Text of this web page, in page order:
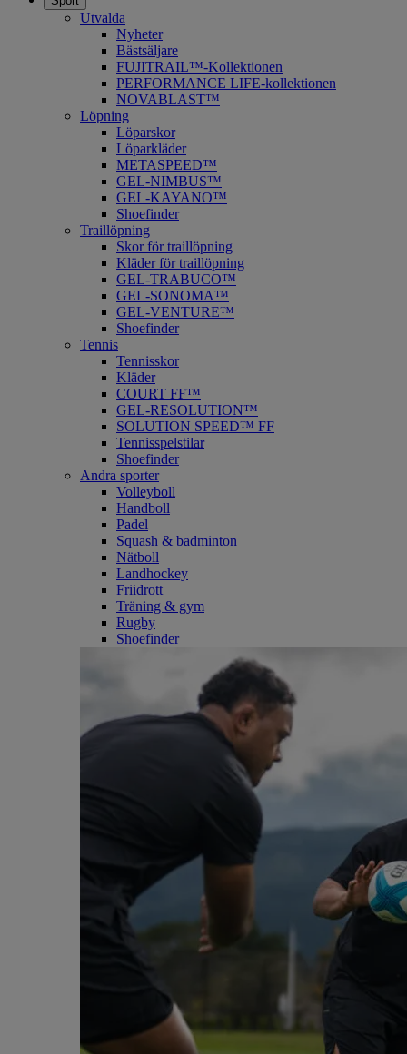
Utvalda
Nyheter
Bästsäljare
FUJITRAIL™-Kollektionen
PERFORMANCE LIFE-kollektionen
NOVABLAST™
Löpning
Löparskor
Löparkläder
METASPEED™
​GEL-NIMBUS™
GEL-KAYANO™
Shoefinder
Traillöpning
Skor för traillöpning
Kläder för traillöpning
GEL-TRABUCO™
GEL-SONOMA™
GEL-VENTURE™
Shoefinder
Tennis
Tennisskor
Kläder
COURT FF™
GEL-RESOLUTION™
SOLUTION SPEED™ FF
Tennisspelstilar
Shoefinder
Andra sporter
Volleyboll
Handboll
Padel
Squash & badminton
Nätboll
Landhockey
Friidrott
Träning & gym
Rugby
Shoefinder